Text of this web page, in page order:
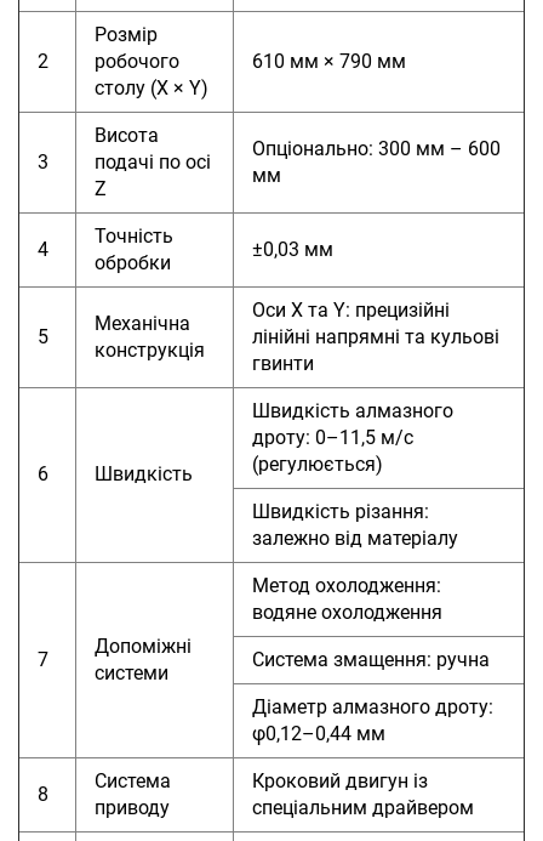
2
Розмір
робочого
столу (X × Y)
610 мм × 790 мм
3
Висота
подачі по осі
Z
Опціонально: 300 мм – 600
мм
4
Точність
обробки
±0,03 мм
5
Механічна
конструкція
Оси X та Y: прецизійні
лінійні напрямні та кульові
гвинти
6 Швидкість
Швидкість алмазного
дроту: 0–11,5 м/с
(регулюється)
Швидкість різання:
залежно від матеріалу
7
Допоміжні
системи
Метод охолодження:
водяне охолодження
Система змащення: ручна
Діаметр алмазного дроту:
φ0,12–0,44 мм
8
Система
приводу
Кроковий двигун із
спеціальним драйвером